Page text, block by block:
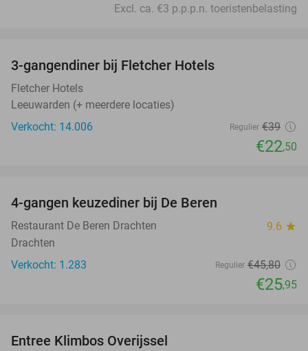
Excl. ca. €3 p.p.p.n. toeristenbelasting
3-gangendiner bij Fletcher Hotels
Fletcher Hotels
Leeuwarden (+ meerdere locaties)
Verkocht: 14.006
Regulier €39
€22,50
4-gangen keuzediner bij De Beren
Restaurant De Beren Drachten 9.6 star
Drachten
Verkocht: 1.283
Regulier €45,80
€25,95
Entree Klimbos Overijssel